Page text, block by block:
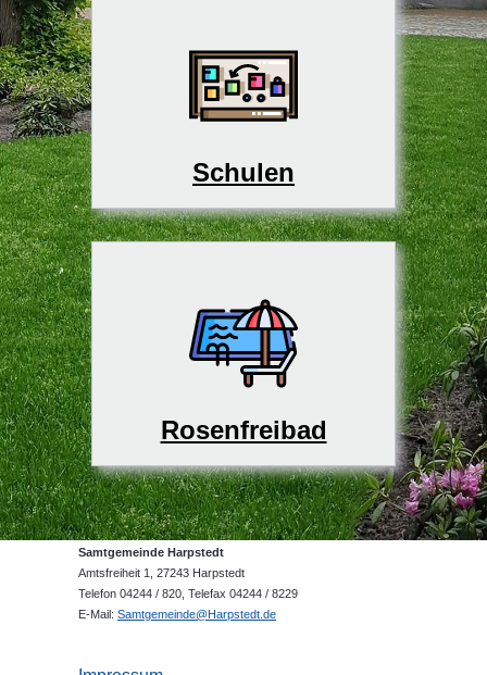
Schulen
Rosenfreibad
Samtgemeinde Harpstedt
Amtsfreiheit 1, 27243 Harpstedt
Telefon 04244 / 820, Telefax 04244 / 8229
E-Mail: Samtgemeinde@Harpstedt.de